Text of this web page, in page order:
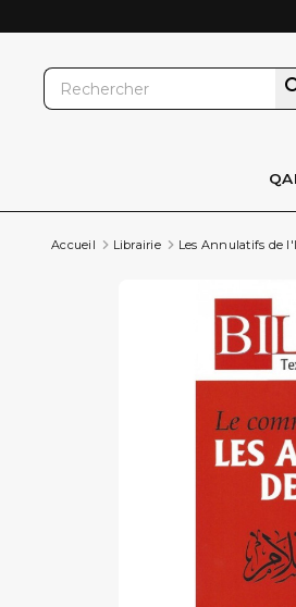
Accueil Librairie Les Annulatifs de